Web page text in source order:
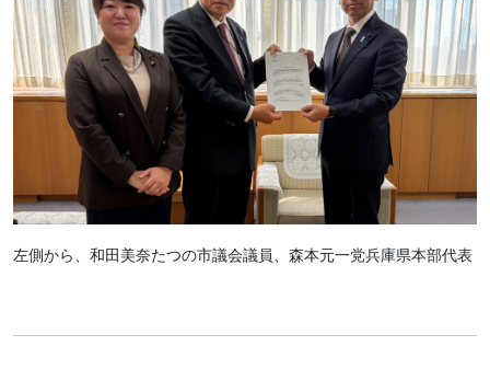
左側から、和田美奈たつの市議会議員、森本元一党兵庫県本部代表